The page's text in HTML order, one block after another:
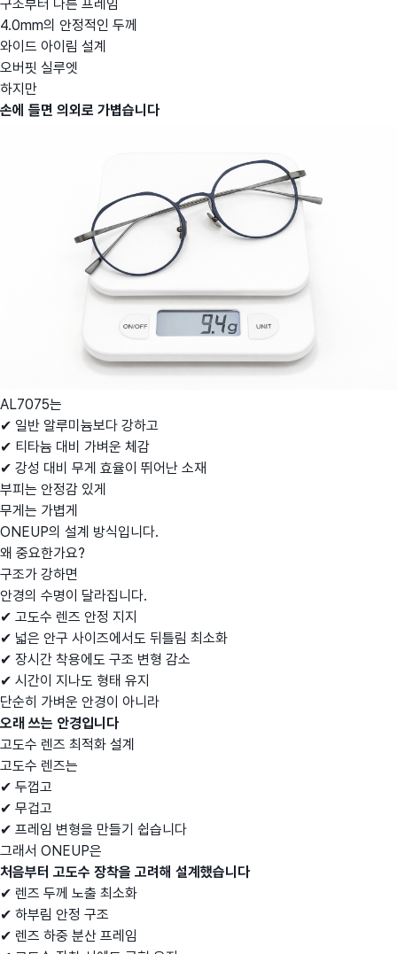
구조부터 다른 프레임
4.0mm의 안정적인 두께
와이드 아이림 설계
오버핏 실루엣
하지만
손에 들면 의외로 가볍습니다
AL7075는
✔ 일반 알루미늄보다 강하고
✔ 티타늄 대비 가벼운 체감
✔ 강성 대비 무게 효율이 뛰어난 소재
부피는 안정감 있게
무게는 가볍게
ONEUP의 설계 방식입니다.
왜 중요한가요?
구조가 강하면
안경의 수명이 달라집니다.
✔ 고도수 렌즈 안정 지지
✔ 넓은 안구 사이즈에서도 뒤틀림 최소화
✔ 장시간 착용에도 구조 변형 감소
✔ 시간이 지나도 형태 유지
단순히 가벼운 안경이 아니라
오래 쓰는 안경입니다
고도수 렌즈 최적화 설계
고도수 렌즈는
✔ 두껍고
✔ 무겁고
✔ 프레임 변형을 만들기 쉽습니다
그래서 ONEUP은
처음부터 고도수 장착을 고려해 설계했습니다
✔ 렌즈 두께 노출 최소화
✔ 하부림 안정 구조
✔ 렌즈 하중 분산 프레임